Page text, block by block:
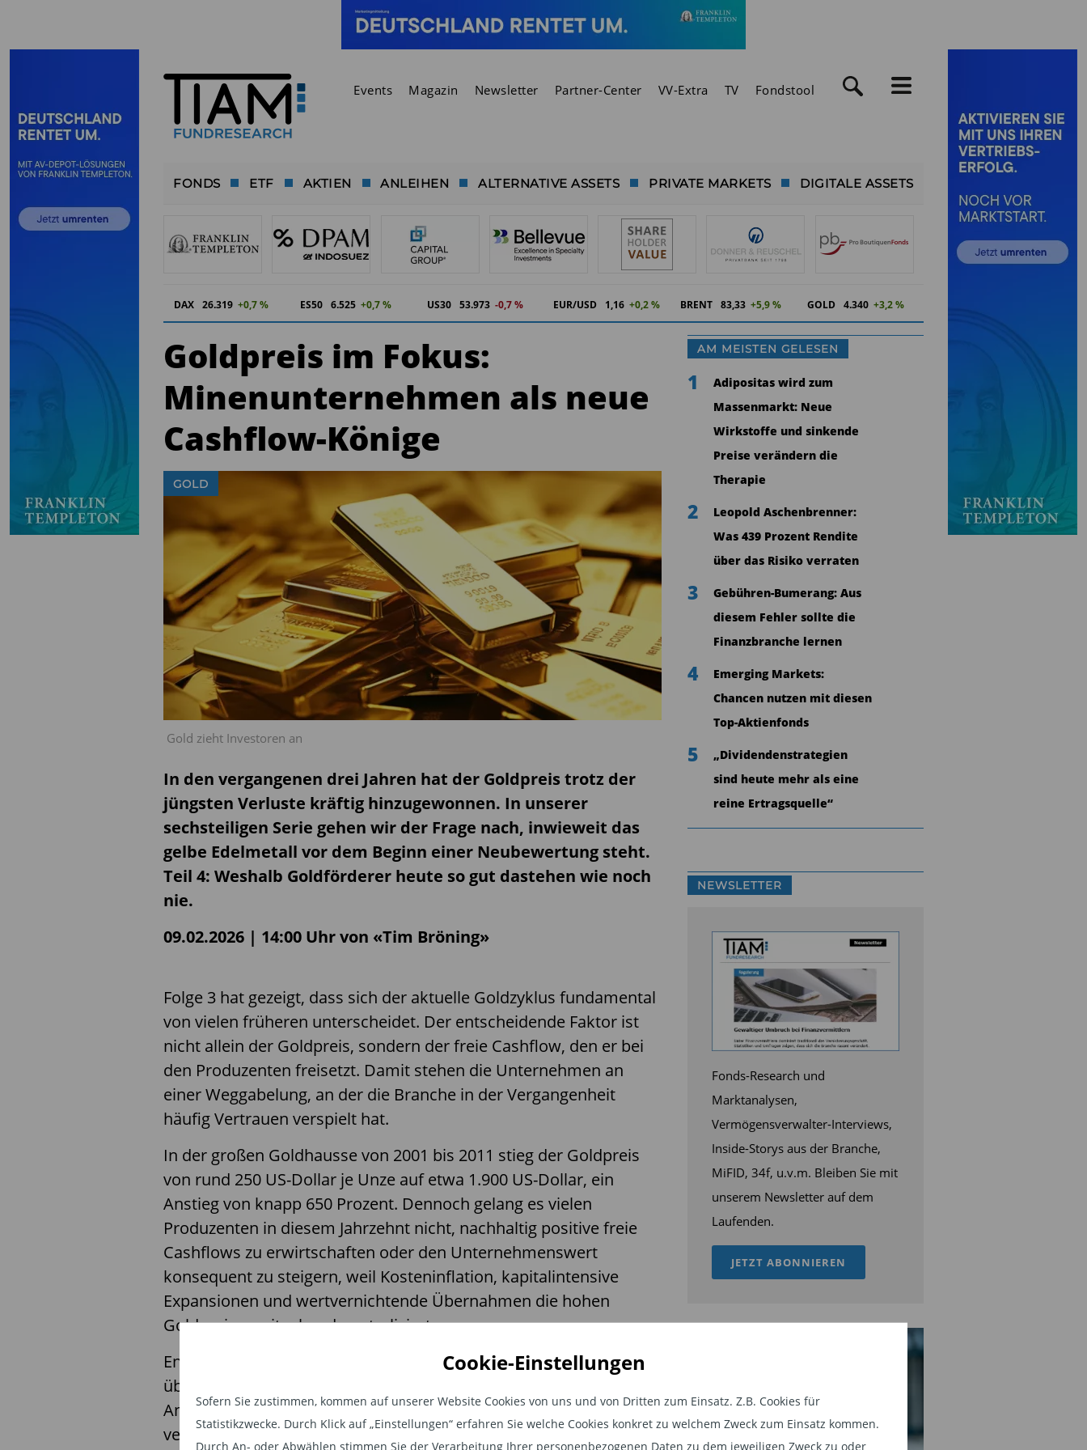
Cookie-Einstellungen
Sofern Sie zustimmen, kommen auf unserer Website Cookies von uns und von Dritten zum Einsatz. Z.B. Cookies für
Statistikzwecke. Durch Klick auf „Einstellungen“ erfahren Sie welche Cookies konkret zu welchem Zweck zum Einsatz kommen.
Durch An- oder Abwählen stimmen Sie der Verarbeitung Ihrer personenbezogenen Daten zu dem jeweiligen Zweck zu oder
Events Magazin Newsletter Partner-Center VV-Extra TV Fondstool
FONDS ETF AKTIEN ANLEIHEN ALTERNATIVE ASSETS PRIVATE MARKETS DIGITALE ASSETS
DAX 26.319 +0,7 % ES50 6.525 +0,7 % US30 53.973 -0,7 % EUR/USD 1,16 +0,2 % BRENT 83,33 +5,9 % GOLD 4.340 +3,2 %
Goldpreis im Fokus:
Minenunternehmen als neue
Cashflow-Könige
Gold zieht Investoren an
GOLD
In den vergangenen drei Jahren hat der Goldpreis trotz der
jüngsten Verluste kräftig hinzugewonnen. In unserer
sechsteiligen Serie gehen wir der Frage nach, inwieweit das
gelbe Edelmetall vor dem Beginn einer Neubewertung steht.
Teil 4: Weshalb Goldförderer heute so gut dastehen wie noch
nie.
09.02.2026 | 14:00 Uhr von «Tim Bröning»
Folge 3 hat gezeigt, dass sich der aktuelle Goldzyklus fundamental
von vielen früheren unterscheidet. Der entscheidende Faktor ist
nicht allein der Goldpreis, sondern der freie Cashflow, den er bei
den Produzenten freisetzt. Damit stehen die Unternehmen an
einer Weggabelung, an der die Branche in der Vergangenheit
häufig Vertrauen verspielt hat.
In der großen Goldhausse von 2001 bis 2011 stieg der Goldpreis
von rund 250 US-Dollar je Unze auf etwa 1.900 US-Dollar, ein
Anstieg von knapp 650 Prozent. Dennoch gelang es vielen
Produzenten in diesem Jahrzehnt nicht, nachhaltig positive freie
Cashflows zu erwirtschaften oder den Unternehmenswert
konsequent zu steigern, weil Kosteninflation, kapitalintensive
Expansionen und wertvernichtende Übernahmen die hohen
Goldpreise weitgehend neutralisierten.
Entweder Cashflow wird also in nachhaltigen Wert für Aktionäre
übersetzt – oder er versickert erneut in überteuertem Wachstum.
Anfang 2026 spricht vieles dafür, dass dieser Zyklus anders
verläuft.
AM MEISTEN GELESEN
1
Adipositas wird zum
Massenmarkt: Neue
Wirkstoffe und sinkende
Preise verändern die
Therapie
2
Leopold Aschenbrenner:
Was 439 Prozent Rendite
über das Risiko verraten
3
Gebühren-Bumerang: Aus
diesem Fehler sollte die
Finanzbranche lernen
4
Emerging Markets:
Chancen nutzen mit diesen
Top-Aktienfonds
5
„Dividendenstrategien
sind heute mehr als eine
reine Ertragsquelle“
NEWSLETTER
Fonds-Research und
Marktanalysen,
Vermögensverwalter-Interviews,
Inside-Storys aus der Branche,
MiFID, 34f, u.v.m. Bleiben Sie mit
unserem Newsletter auf dem
Laufenden.
JETZT ABONNIEREN